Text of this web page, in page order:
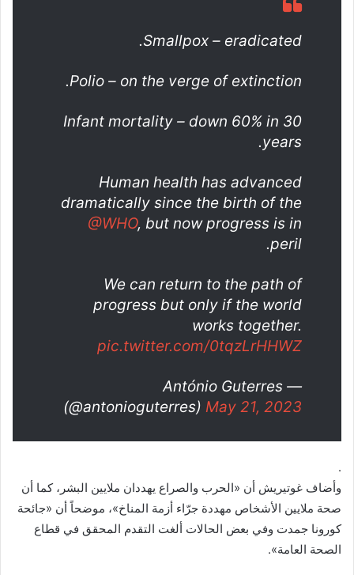
Smallpox – eradicated.
Polio – on the verge of extinction.
Infant mortality – down 60% in 30
years.
Human health has advanced
dramatically since the birth of the
@WHO, but now progress is in
peril.
We can return to the path of
progress but only if the world
works together.
pic.twitter.com/0tqzLrHHWZ
— António Guterres
(@antonioguterres) May 21, 2023
.
وأضاف غوتيريش أن «الحرب والصراع يهددان ملايين البشر، كما أن
صحة ملايين الأشخاص مهددة جرّاء أزمة المناخ»، موضحاً أن «جائحة
كورونا جمدت وفي بعض الحالات ألغت التقدم المحقق في قطاع
الصحة العامة».